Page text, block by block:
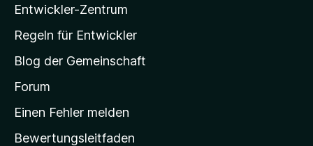
n
n
a
-
t
a
r
s
Entwickler-Zentrum
Regeln für Entwickler
Blog der Gemeinschaft
Forum
Einen Fehler melden
Bewertungsleitfaden